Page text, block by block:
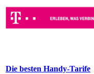
Die besten Handy-Tarife